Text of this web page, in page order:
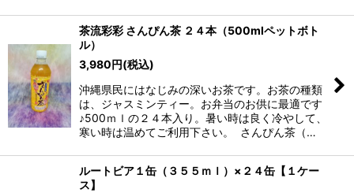
茶流彩彩 さんぴん茶 ２４本（500mlペットボト
ル）
3,980 円(税込)
沖縄県民にはなじみの深いお茶です。お茶の種類
は、ジャスミンティー。お弁当のお供に最適です
♪500ｍｌの２４本入り。暑い時は良く冷やして、
寒い時は温めてご利用下さい。 さんぴん茶（…
ルートビア１缶（３５５ｍｌ）×２４缶【１ケー
ス】